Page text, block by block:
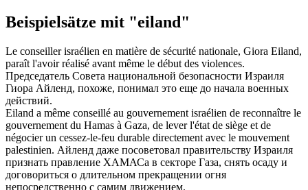
Beispielsätze mit "eiland"
Le conseiller israélien en matière de sécurité nationale, Giora Eiland,
paraît l'avoir réalisé avant même le début des violences.
Председатель Совета национальной безопасности Израиля
Гиора Айленд, похоже, понимал это еще до начала военных
действий.
Eiland a même conseillé au gouvernement israélien de reconnaître le
gouvernement du Hamas à Gaza, de lever l'état de siège et de
négocier un cessez-le-feu durable directement avec le mouvement
palestinien. Айленд даже посоветовал правительству Израиля
признать правление ХАМАСа в секторе Газа, снять осаду и
договориться о длительном прекращении огня
непосредственно с самим движением.